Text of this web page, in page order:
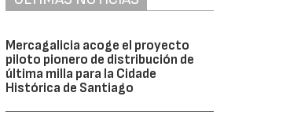
Mercagalicia acoge el proyecto
piloto pionero de distribución de
última milla para la Cidade
Histórica de Santiago